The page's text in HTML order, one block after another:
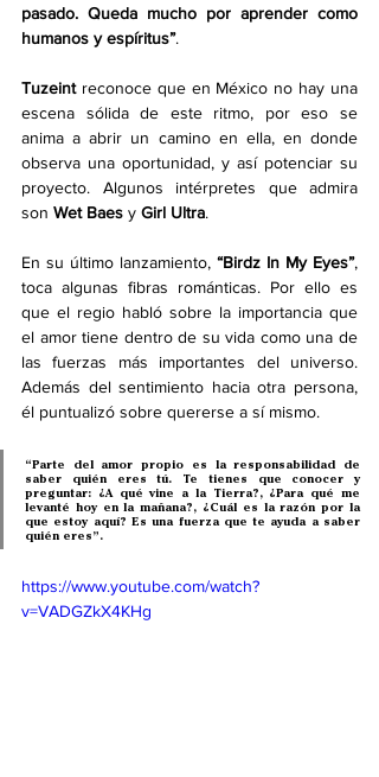
pasado. Queda mucho por aprender como
humanos y espíritus”.
Tuzeint reconoce que en México no hay una
escena sólida de este ritmo, por eso se
anima a abrir un camino en ella, en donde
observa una oportunidad, y así potenciar su
proyecto. Algunos intérpretes que admira
son Wet Baes y Girl Ultra.
En su último lanzamiento, “Birdz In My Eyes”,
toca algunas fibras románticas. Por ello es
que el regio habló sobre la importancia que
el amor tiene dentro de su vida como una de
las fuerzas más importantes del universo.
Además del sentimiento hacia otra persona,
él puntualizó sobre quererse a sí mismo.
“Parte del amor propio es la responsabilidad de
saber quién eres tú. Te tienes que conocer y
preguntar: ¿A qué vine a la Tierra?, ¿Para qué me
levanté hoy en la mañana?, ¿Cuál es la razón por la
que estoy aquí? Es una fuerza que te ayuda a saber
quién eres”.
https://www.youtube.com/watch?
v=VADGZkX4KHg